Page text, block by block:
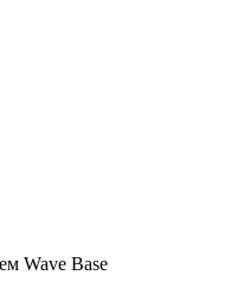
Wave Base